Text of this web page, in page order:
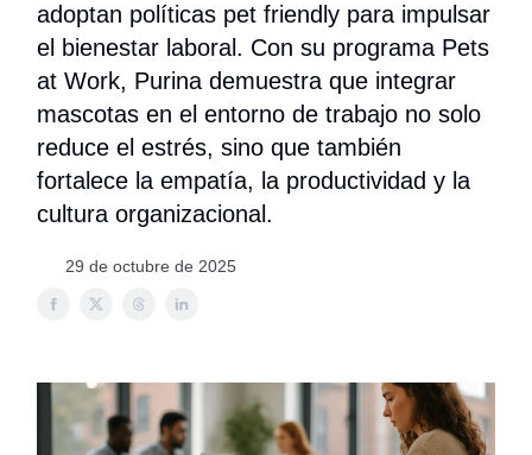
adoptan políticas pet friendly para impulsar
el bienestar laboral. Con su programa Pets
at Work, Purina demuestra que integrar
mascotas en el entorno de trabajo no solo
reduce el estrés, sino que también
fortalece la empatía, la productividad y la
cultura organizacional.
29 de octubre de 2025